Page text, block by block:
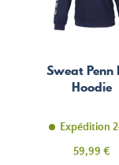
Sweat Penn
Hoodie
Expédition
Prix
59,99 €